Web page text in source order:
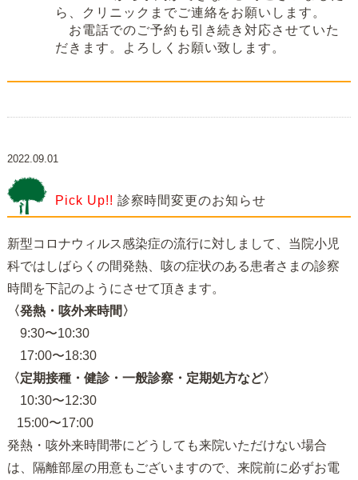
ら、クリニックまでご連絡をお願いします。
お電話でのご予約も引き続き対応させていた
だきます。よろしくお願い致します。
2022.09.01
Pick Up!! 診察時間変更のお知らせ
新型コロナウィルス感染症の流行に対しまして、当院小児
科ではしばらくの間発熱、咳の症状のある患者さまの診察
時間を下記のようにさせて頂きます。
〈発熱・咳外来時間〉
9:30〜10:30
17:00〜18:30
〈定期接種・健診・一般診察・定期処方など〉
10:30〜12:30
15:00〜17:00
発熱・咳外来時間帯にどうしても来院いただけない場合
は、隔離部屋の用意もございますので、来院前に必ずお電